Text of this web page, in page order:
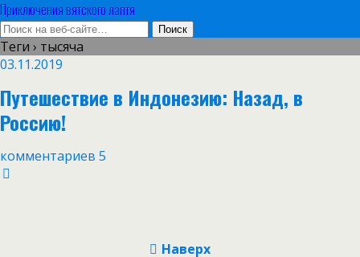
Приключения вятского лаптя
Теги › тысяча
03.11.2019
Путешествие в Индонезию: Назад, в
Россию!
комментариев 5
Наверх